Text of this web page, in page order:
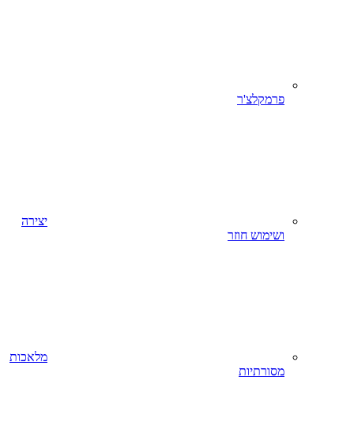
פרמקלצ'ר
יצירה
ושימוש חוזר
מלאכות
מסורתיות